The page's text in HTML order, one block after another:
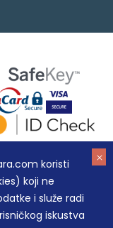
koristi
koji ne
i služe radi
iskustva
DOO BEOGRAD
MB: 20337524